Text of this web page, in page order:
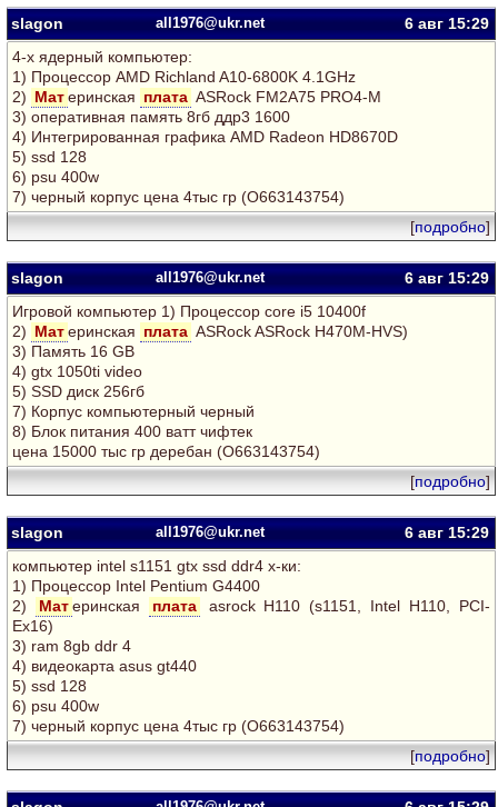
slagon all1976@ukr.net 6 авг15:29
4-х ядерный компьютер:
1) Процессор AMD Richland A10-6800K 4.1GHz
2) Материнская плата ASRock FM2A75 PRO4-M
3) оперативная память 8гб ддр3 1600
4) Интегрированная графика AMD Radeon HD8670D
5) ssd 128
6) psu 400w
7) черный корпус цена 4тыс гр (О663143754)
[подробно]
slagon all1976@ukr.net 6 авг15:29
Игровой компьютер 1) Процессор core i5 10400f
2) Материнская плата ASRock ASRock H470M-HVS)
3) Память 16 GB
4) gtx 1050ti video
5) SSD диск 256гб
7) Корпус компьютерный черный
8) Блок питания 400 ватт чифтек
цена 15000 тыс гр деребан (O663143754)
[подробно]
slagon all1976@ukr.net 6 авг15:29
компьютер intel s1151 gtx ssd ddr4 х-ки:
1) Процессор Intel Pentium G4400
2)
Материнская плата
asrock H110 (s1151, Intel H110, PCI-
Ex16)
3) ram 8gb ddr 4
4) видеокарта asus gt440
5) ssd 128
6) psu 400w
7) черный корпус цена 4тыс гр (О663143754)
[подробно]